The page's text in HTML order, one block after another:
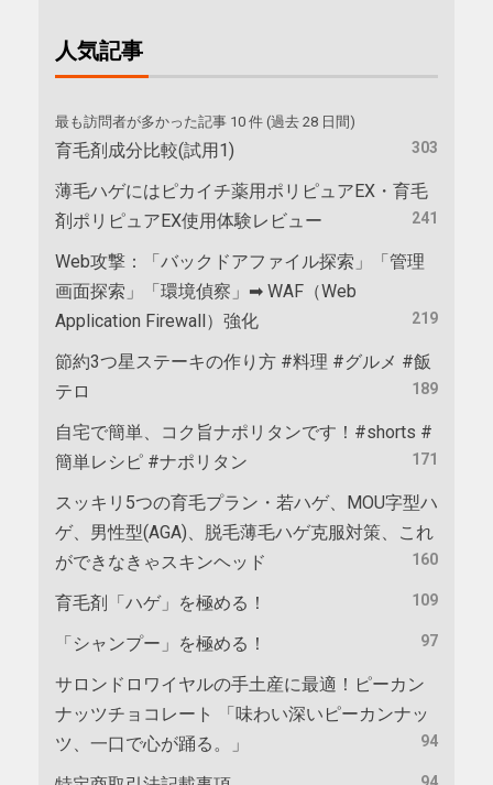
人気記事
最も訪問者が多かった記事 10 件 (過去 28 日間)
育毛剤成分比較(試用1) 303
薄毛ハゲにはピカイチ薬用ポリピュアEX・育毛
剤ポリピュアEX使用体験レビュー
241
Web攻撃：「バックドアファイル探索」「管理
画面探索」「環境偵察」➡ WAF（Web
Application Firewall）強化
219
節約3つ星ステーキの作り方 #料理 #グルメ #飯
テロ
189
自宅で簡単、コク旨ナポリタンです！#shorts #
簡単レシピ #ナポリタン
171
スッキリ5つの育毛プラン・若ハゲ、MOU字型ハ
ゲ、男性型(AGA)、脱毛薄毛ハゲ克服対策、これ
ができなきゃスキンヘッド
160
育毛剤「ハゲ」を極める！ 109
「シャンプー」を極める！ 97
サロンドロワイヤルの手土産に最適！ピーカン
ナッツチョコレート 「味わい深いピーカンナッ
ツ、一口で心が踊る。」
94